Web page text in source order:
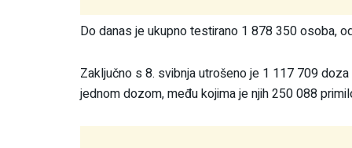
Do danas je ukupno testirano 1 878 350 osoba,
Zaključno s 8. svibnja utrošeno je 1 117 709
jednom dozom, među kojima je njih 250 088